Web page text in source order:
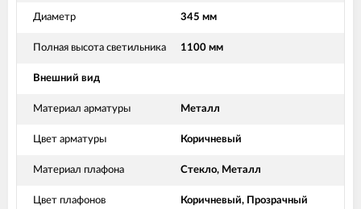
Диаметр 345 мм
Полная высота светильника 1100 мм
Внешний вид
Материал арматуры Металл
Цвет арматуры Коричневый
Материал плафона Стекло, Металл
Цвет плафонов Коричневый, Прозрачный